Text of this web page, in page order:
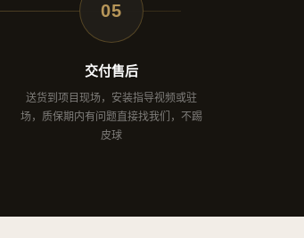
05
交付售后
送货到项目现场，安装指导视频或驻
场，质保期内有问题直接找我们，不踢
皮球